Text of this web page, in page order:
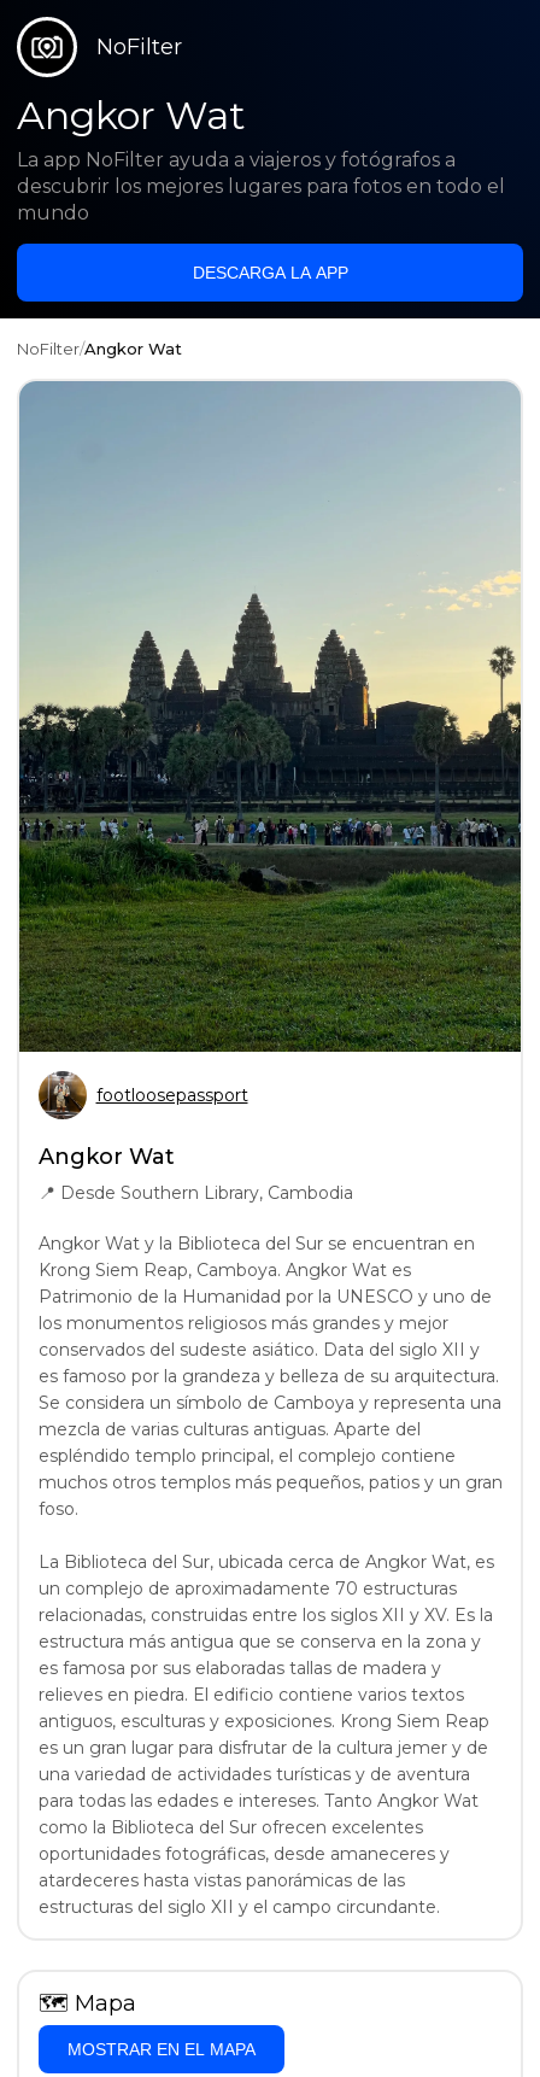
NoFilter
Angkor Wat
La app NoFilter ayuda a viajeros y fotógrafos a
descubrir los mejores lugares para fotos en todo el
mundo
DESCARGA LA APP
NoFilter/Angkor Wat
footloosepassport
Angkor Wat
📍 Desde Southern Library, Cambodia
Angkor Wat y la Biblioteca del Sur se encuentran en
Krong Siem Reap, Camboya. Angkor Wat es
Patrimonio de la Humanidad por la UNESCO y uno de
los monumentos religiosos más grandes y mejor
conservados del sudeste asiático. Data del siglo XII y
es famoso por la grandeza y belleza de su arquitectura.
Se considera un símbolo de Camboya y representa una
mezcla de varias culturas antiguas. Aparte del
espléndido templo principal, el complejo contiene
muchos otros templos más pequeños, patios y un gran
foso.
La Biblioteca del Sur, ubicada cerca de Angkor Wat, es
un complejo de aproximadamente 70 estructuras
relacionadas, construidas entre los siglos XII y XV. Es la
estructura más antigua que se conserva en la zona y
es famosa por sus elaboradas tallas de madera y
relieves en piedra. El edificio contiene varios textos
antiguos, esculturas y exposiciones. Krong Siem Reap
es un gran lugar para disfrutar de la cultura jemer y de
una variedad de actividades turísticas y de aventura
para todas las edades e intereses. Tanto Angkor Wat
como la Biblioteca del Sur ofrecen excelentes
oportunidades fotográficas, desde amaneceres y
atardeceres hasta vistas panorámicas de las
estructuras del siglo XII y el campo circundante.
🗺 Mapa
MOSTRAR EN EL MAPA